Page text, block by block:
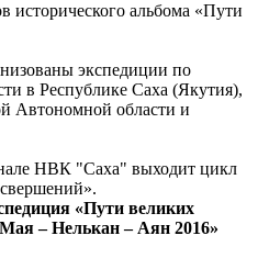
исторического альбома «Пути
экспедиции по
в Республике Саха (Якутия),
Автономной области и
НВК "Саха" выходит цикл
«Пути великих
– Нелькан – Аян 2016»